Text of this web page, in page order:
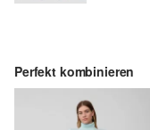
Perfekt kombinieren